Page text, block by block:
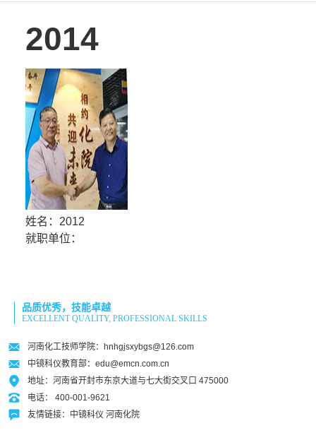
2014
姓名：2012
就职单位：
品质优秀，技能卓越
EXCELLENT QUALITY, PROFESSIONAL SKILLS
河南化工技师学院：hnhgjsxybgs@126.com
中镜科仪教育部：edu@emcn.com.cn
地址：河南省开封市东京大道与七大街交叉口 475000
电话： 400-001-9621
友情链接： 中镜科仪 河南化院